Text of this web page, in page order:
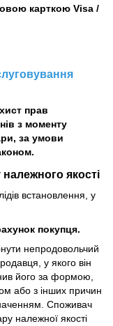
карткою Visa /
прав
з моменту
за умови
належного якості
встановлення, у
покупця.
непродовольчий
у якого він
його за формою,
або з інших причин
Споживач
належної якості